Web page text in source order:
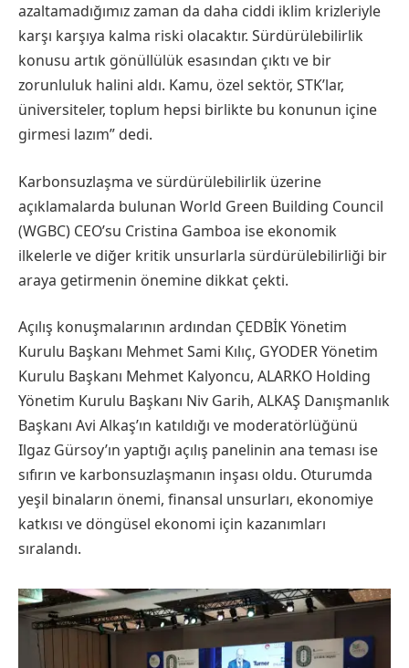
azaltamadığımız zaman da daha ciddi iklim krizleriyle
karşı karşıya kalma riski olacaktır. Sürdürülebilirlik
konusu artık gönüllülük esasından çıktı ve bir
zorunluluk halini aldı. Kamu, özel sektör, STK’lar,
üniversiteler, toplum hepsi birlikte bu konunun içine
girmesi lazım” dedi.
Karbonsuzlaşma ve sürdürülebilirlik üzerine
açıklamalarda bulunan World Green Building Council
(WGBC) CEO’su Cristina Gamboa ise ekonomik
ilkelerle ve diğer kritik unsurlarla sürdürülebilirliği bir
araya getirmenin önemine dikkat çekti.
Açılış konuşmalarının ardından ÇEDBİK Yönetim
Kurulu Başkanı Mehmet Sami Kılıç, GYODER Yönetim
Kurulu Başkanı Mehmet Kalyoncu, ALARKO Holding
Yönetim Kurulu Başkanı Niv Garih, ALKAŞ Danışmanlık
Başkanı Avi Alkaş’ın katıldığı ve moderatörlüğünü
Ilgaz Gürsoy’ın yaptığı açılış panelinin ana teması ise
sıfırın ve karbonsuzlaşmanın inşası oldu. Oturumda
yeşil binaların önemi, finansal unsurları, ekonomiye
katkısı ve döngüsel ekonomi için kazanımları
sıralandı.